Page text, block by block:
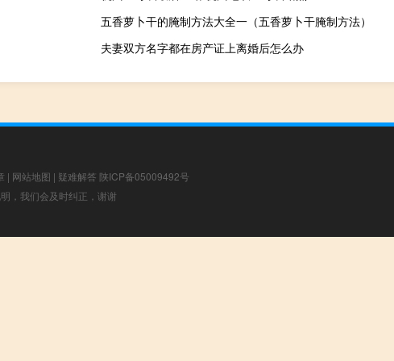
五香萝卜干的腌制方法大全一（五香萝卜干腌制方法）
夫妻双方名字都在房产证上离婚后怎么办
| 网站地图 | 疑难解答 陕ICP备05009492号
，我们会及时纠正，谢谢